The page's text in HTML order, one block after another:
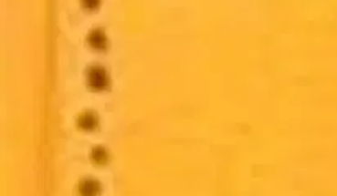
Tuotekuvaus
I Ching on yksi vanhimmista elämänviisauden
käsitellään ajanmukaisesti ja selkeästi, jotta lukija